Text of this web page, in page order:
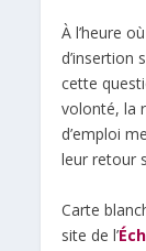
À l’heure
d’insertion
cette
volonté, la
d’emploi
leur retour
Carte
site de l’